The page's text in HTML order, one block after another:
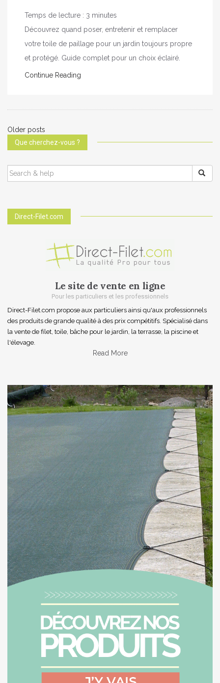
Temps de lecture : 3 minutes
Découvrez quand poser, entretenir et remplacer
votre toile de paillage pour un jardin toujours propre
et protégé. Guide complet pour un choix éclairé.
Continue Reading
P
o
s
s
g
a
o
n
Older posts
Que cherchez-vous ?
SEARCH
FOR:
Direct-Filet.com
Le site de vente en ligne
Pour les particuliers et les professionnels
Direct-Filet.com propose aux particuliers ainsi qu'aux professionnels
des produits de grande qualité à des prix compétitifs. Spécialisé dans
la vente de filet, toile, bâche pour le jardin, la terrasse, la piscine et
l'élevage.
Read More